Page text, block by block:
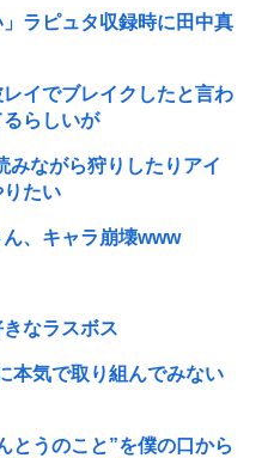
ラピュタ収録時に田中真
イでブレイクしたと言わ
らしいが
みながら狩りしたりアイ
たい
ん、キャラ崩壊www
なラスボス
本気で取り組んでみない
とうのこと”を僕の口から